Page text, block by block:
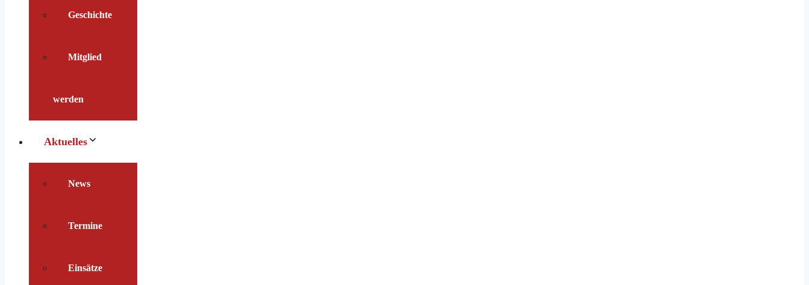
Geschichte
Mitglied
werden
Aktuelles
News
Termine
Einsätze